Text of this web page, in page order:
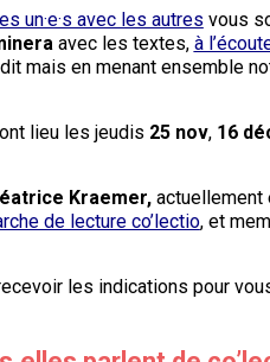
un·e·s avec les autres vous
avec les textes, à
mais en menant ensemble
lieu les jeudis 25 nov, 16
Kraemer, actuellement
de lecture co’lectio,et
les indications pour